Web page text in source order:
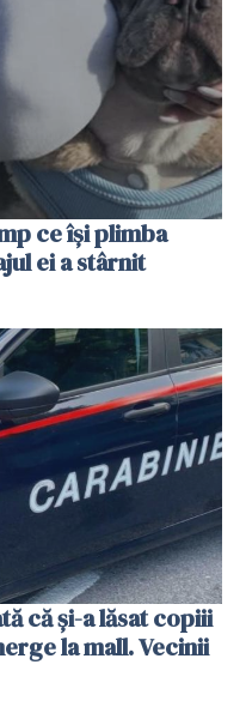
ce își plimba
ei a stârnit
că și-a lăsat copiii
la mall. Vecinii